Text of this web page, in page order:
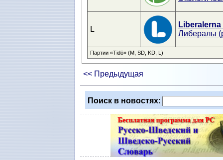
L
Liberalerna
Либералы
Партии «Tidö» (M, SD, KD, L)
<< Предыдущая
Поиск в новостях: